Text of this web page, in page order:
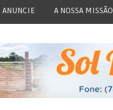
ANUNCIE A NOSSA MISSÃO